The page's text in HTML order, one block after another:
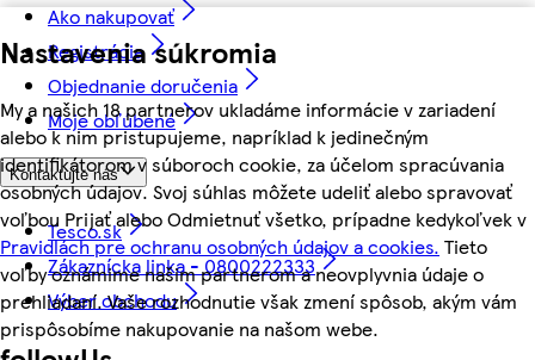
Nastavenia súkromia
My a našich 18 partnerov ukladáme informácie v zariadení
alebo k nim pristupujeme, napríklad k jedinečným
identifikátorom v súboroch cookie, za účelom spracúvania
osobných údajov. Svoj súhlas môžete udeliť alebo spravovať
voľbou Prijať alebo Odmietnuť všetko, prípadne kedykoľvek v
Pravidlách pre ochranu osobných údajov a cookies. Tieto
voľby oznámime našim partnerom a neovplyvnia údaje o
prehliadaní. Vaše rozhodnutie však zmení spôsob, akým vám
prispôsobíme nakupovanie na našom webe.
Ako nakupovať
Registrácia
Objednanie doručenia
Moje obľúbené
Kontaktujte nás
Tesco.sk
Zákaznícka linka - 0800222333
Výber obchodu